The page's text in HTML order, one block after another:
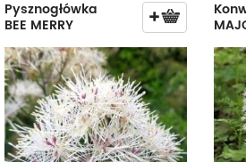
Pysznogłówka
BEE MERRY